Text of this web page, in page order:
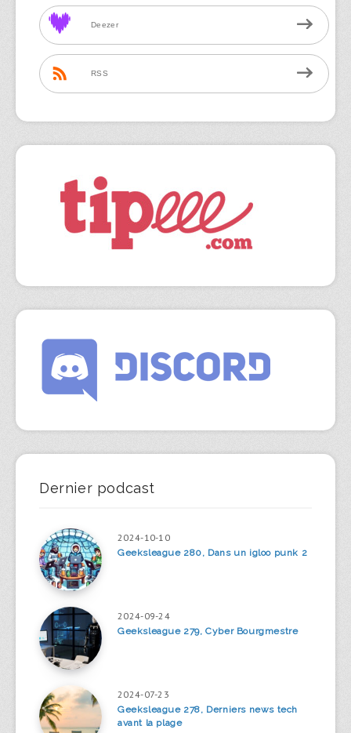
Deezer
RSS
Dernier podcast
2024-10-10
Geeksleague 280, Dans un igloo punk 2
2024-09-24
Geeksleague 279, Cyber Bourgmestre
2024-07-23
Geeksleague 278, Derniers news tech
avant la plage